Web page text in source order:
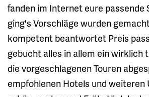
fanden im Internet eure passende
ging's Vorschläge wurden
kompetent beantwortet Preis
gebucht alles in allem ein wirklich
die vorgeschlagenen Touren
empfohlenen Hotels und